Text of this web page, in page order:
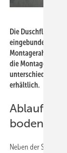
Die Duschfläche
eingebunden
Montagerahmen
die Montage
unterschiedlichen
erhältlich.
Neben der